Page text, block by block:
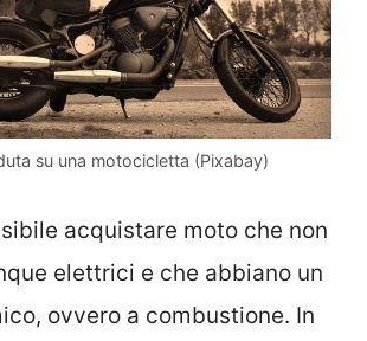
su una motocicletta (Pixabay)
acquistare moto che non
elettrici e che abbiano un
ovvero a combustione. In